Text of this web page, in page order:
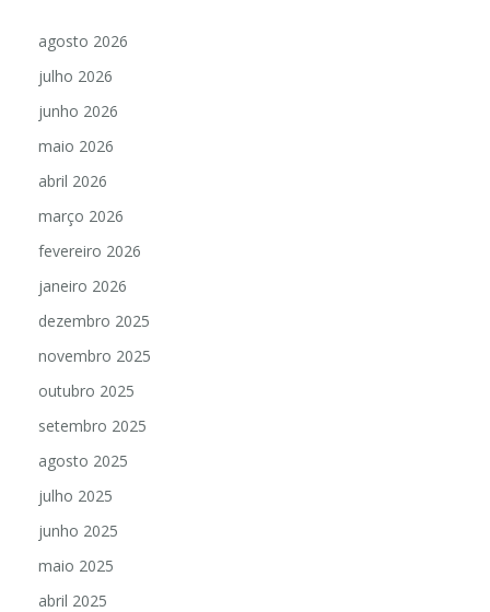
agosto 2026
julho 2026
junho 2026
maio 2026
abril 2026
março 2026
fevereiro 2026
janeiro 2026
dezembro 2025
novembro 2025
outubro 2025
setembro 2025
agosto 2025
julho 2025
junho 2025
maio 2025
abril 2025